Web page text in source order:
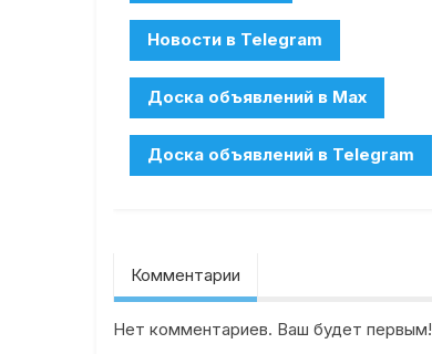
Комментарии
Нет комментариев. Ваш будет первым!